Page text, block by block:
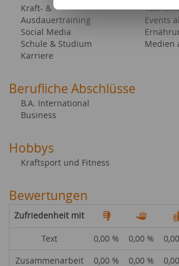
Kraft- &
Ausdauertraining
Social Media
Schule & Studium
Karriere
Events
Medien
Berufliche Abschlüsse
B.A. International
Business
Hobbys
Kraftsport und Fitness
Bewertungen
Zufriedenheit mit
Text 0,00 % 0,00 %
Zusammenarbeit
0,00 % 0,00 %